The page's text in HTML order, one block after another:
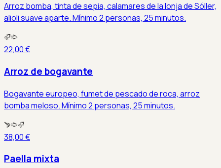
Arroz bomba, tinta de sepia, calamares de la lonja de Sóller,
alioli suave aparte. Mínimo 2 personas, 25 minutos.
22,00 €
Arroz de bogavante
Bogavante europeo, fumet de pescado de roca, arroz
bomba meloso. Mínimo 2 personas, 25 minutos.
38,00 €
Paella mixta